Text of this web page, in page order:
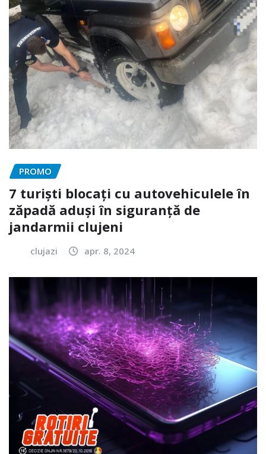
PROMO
7 turiști blocați cu autovehiculele în
zăpadă aduși în siguranță de
jandarmii clujeni
clujazi apr. 8, 2024